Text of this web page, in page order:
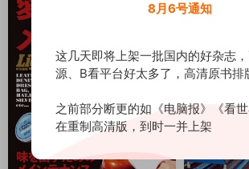
8月6号通知
这几天即将上架一批国内的好杂志
源、B看平台好太多了，高清原书排
之前部分断更的如《电脑报》《看
在重制高清版，到时一并上架